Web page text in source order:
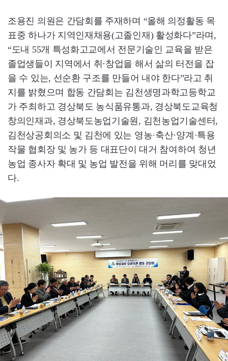
조용진 의원은 간담회를 주재하며 “올해 의정활동 목
표중 하나가 지역인재채용(고졸인재) 활성화다”라며,
“도내 55개 특성화고교에서 전문기술인 교육을 받은
졸업생들이 지역에서 취·창업을 해서 삶의 터전을 잡
을 수 있는, 선순환 구조를 만들어 내야 한다”라고 취
지를 밝혔으며 합동 간담회는 김천생명과학고등학교
가 주최하고 경상북도 농식품유통과, 경상북도교육청
창의인재과, 경상북도농업기술원, 김천농업기술센터,
김천상공회의소 및 김천에 있는 영농·축산·양계·특용
작물 협회장 및 농가 등 대표단이 대거 참여하여 청년
농업 종사자 확대 및 농업 발전을 위해 머리를 맞대었
다.